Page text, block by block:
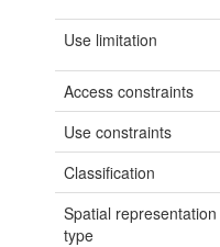
Use limitation
Access constraints
Use constraints
Classification
Spatial representation
type